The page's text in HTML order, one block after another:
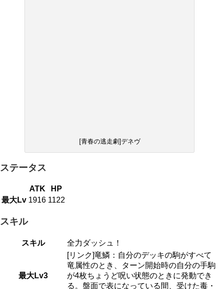
[青春の逃走劇]デネヴ
ステータス
ATK
HP
最大Lv 1916 1122
スキル
スキル 全力ダッシュ！
最大Lv3
[リンク]竜鱗：自分のデッキの駒がすべて
竜属性のとき、ターン開始時の自分の手駒
が4枚ちょうど呪い状態のときに発動でき
る。盤面で表になっている間、受けた毒・